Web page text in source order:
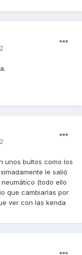
unos bultos como los
le salió
(todo ello
que cambiarlas por
ver con las kenda